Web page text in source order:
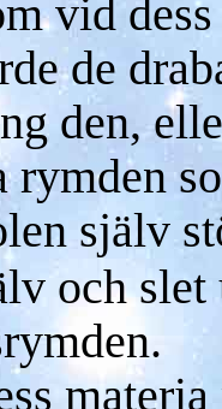
vid
de
den,
rymden
själv
och